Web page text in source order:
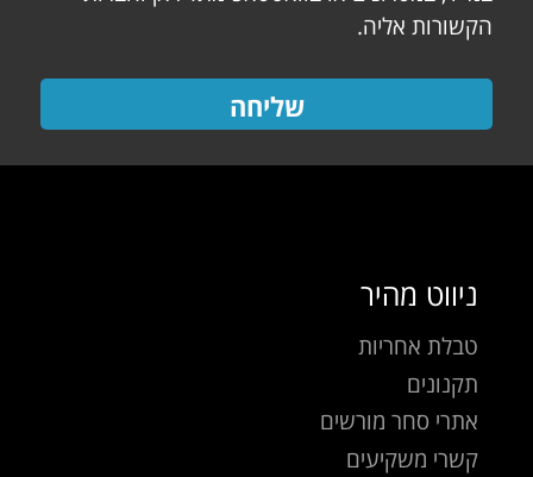
הקשורות אליה.
שליחה
ניווט מהיר
טבלת אחריות
תקנונים
אתרי סחר מורשים
קשרי משקיעים